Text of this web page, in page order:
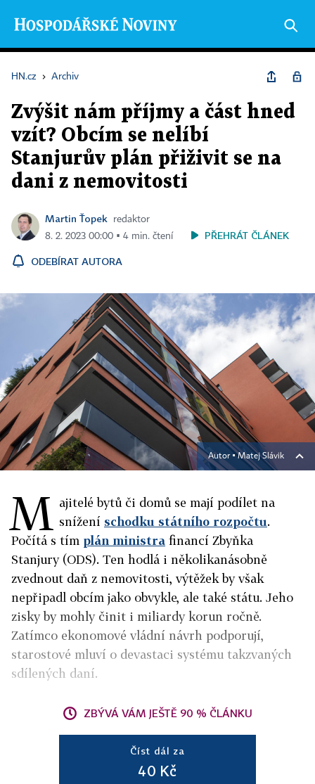
HN.cz › Archiv
Zvýšit nám příjmy a část hned
vzít? Obcím se nelíbí
Stanjurův plán přiživit se na
dani z nemovitosti
Martin Ťopek
redaktor
8. 2. 2023 00:00 ▪ 4 min. čtení
PŘEHRÁT ČLÁNEK
ODEBÍRAT AUTORA
Autor ▪Matej Slávik
M ajitelé bytů či domů se mají podílet na
snížení schodku státního rozpočtu.
Počítá s tím plán ministra financí Zbyňka
Stanjury (ODS). Ten hodlá i několikanásobně
zvednout daň z nemovitosti, výtěžek by však
nepřipadl obcím jako obvykle, ale také státu. Jeho
zisky by mohly činit i miliardy korun ročně.
Zatímco ekonomové vládní návrh podporují,
starostové mluví o devastaci systému takzvaných
sdílených daní.
ZBÝVÁ VÁM JEŠTĚ 90 % ČLÁNKU
Číst dál za
40 Kč